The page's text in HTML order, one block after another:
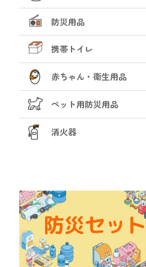
防災用品
携帯トイレ
赤ちゃん・衛生用品
ペット用防災用品
消火器